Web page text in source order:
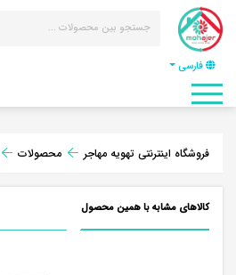
فارسی
فروشگاه اینترنتی تهویه مهاجر محصولات
کالاهای مشابه با همین محصول